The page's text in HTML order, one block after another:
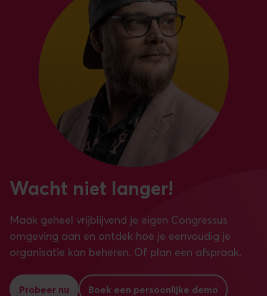
Wacht niet langer!
Maak geheel vrijblijvend je eigen Congressus
omgeving aan en ontdek hoe je eenvoudig je
organisatie kan beheren. Of plan een afspraak.
Probeer nu Boek een persoonlijke demo